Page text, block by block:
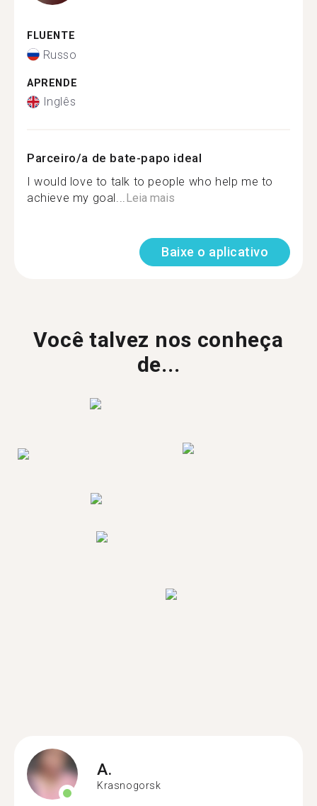
FLUENTE
Russo
APRENDE
Inglês
Parceiro/a de bate-papo ideal
I would love to talk to people who help me to
achieve my goal...Leia mais
Baixe o aplicativo
Você talvez nos conheça
de...
A.
Krasnogorsk